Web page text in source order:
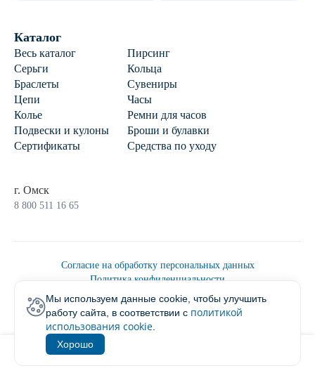
1
Каталог
Весь каталог
Пирсинг
Серьги
Кольца
Браслеты
Сувениры
Цепи
Часы
Колье
Ремни для часов
Подвески и кулоны
Броши и булавки
Сертификаты
Средства по уходу
г. Омск
8 800 511 16 65
Согласие на обработку персональных данных
Политика конфиденциальности
Политика обработки персональных данных
Пользовательским соглашением
2026 © Ювелирторг
Мы используем данные cookie, чтобы улучшить
работу сайта, в соответствии с политикой
использования cookie
Хорошо